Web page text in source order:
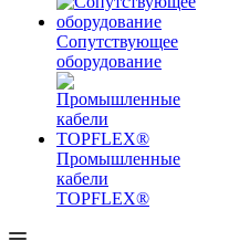
Сопутствующее
оборудование
Промышленные
кабели
TOPFLEX®